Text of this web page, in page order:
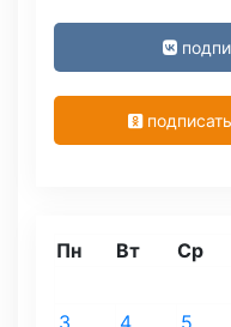
Пн Вт Ср
3
4 5